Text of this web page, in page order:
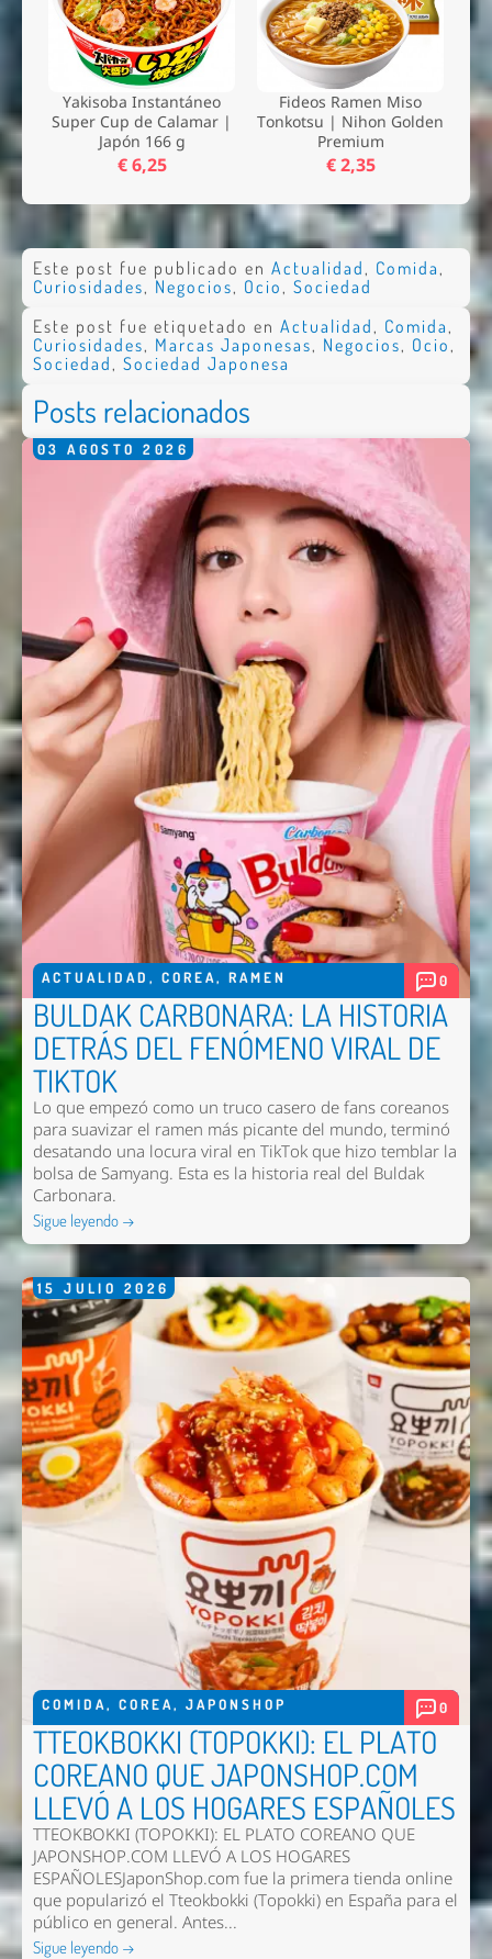
Yakisoba Instantáneo
Super Cup de Calamar |
Japón 166 g
€ 6,25
Fideos Ramen Miso
Tonkotsu | Nihon Golden
Premium
€ 2,35
Este post fue publicado en Actualidad, Comida,
Curiosidades, Negocios, Ocio, Sociedad
Este post fue etiquetado en Actualidad, Comida,
Curiosidades, Marcas Japonesas, Negocios, Ocio,
Sociedad, Sociedad Japonesa
Posts relacionados
03 AGOSTO 2026
ACTUALIDAD , COREA, RAMEN 0
BULDAK CARBONARA: LA HISTORIA
DETRÁS DEL FENÓMENO VIRAL DE
TIKTOK
Lo que empezó como un truco casero de fans coreanos
para suavizar el ramen más picante del mundo, terminó
desatando una locura viral en TikTok que hizo temblar la
bolsa de Samyang. Esta es la historia real del Buldak
Carbonara.
Sigue leyendo →
15 JULIO 2026
COMIDA, COREA, JAPONSHOP 0
TTEOKBOKKI (TOPOKKI): EL PLATO
COREANO QUE JAPONSHOP.COM
LLEVÓ A LOS HOGARES ESPAÑOLES
TTEOKBOKKI (TOPOKKI): EL PLATO COREANO QUE
JAPONSHOP.COM LLEVÓ A LOS HOGARES
ESPAÑOLESJaponShop.com fue la primera tienda online
que popularizó el Tteokbokki (Topokki) en España para el
público en general. Antes...
Sigue leyendo →
Nombre *
Email *
Comentario *